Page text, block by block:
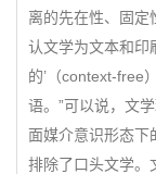
离的先在性、固定
认文学为文本和印
的’（context-free
语。”可以说，文
面媒介意识形态下
排除了口头文学。